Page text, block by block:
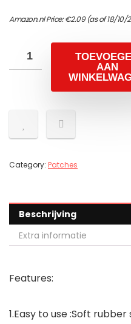
Amazon.nl Price:€2.09(as of 18/10/
AAN
Category: Patches
Beschrijving
Extra informatie
Features:
1.Easy to use :Soft rubber